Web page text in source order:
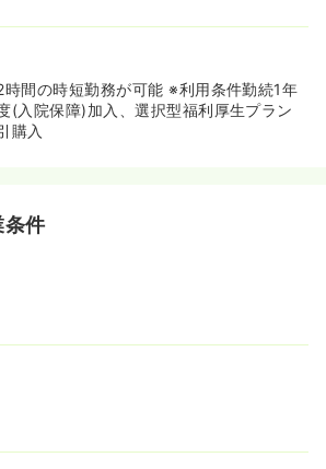
間の時短勤務が可能 ※利用条件勤続1年
(入院保障)加入、選択型福利厚生プラン
購入
条件